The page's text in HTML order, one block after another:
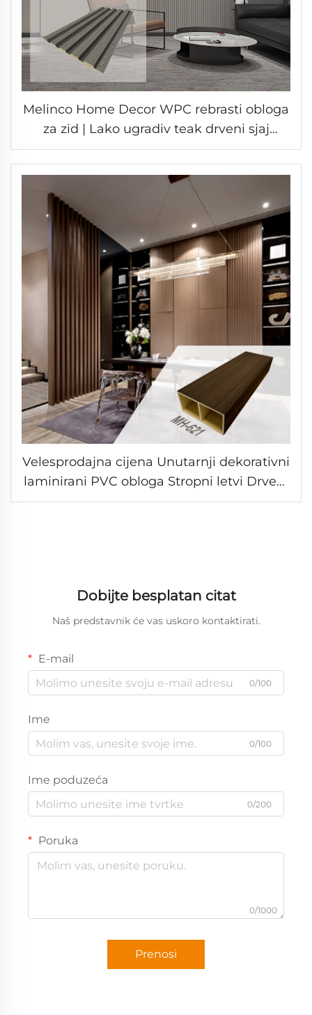
Melinco Home Decor WPC rebrasti obloga
za zid | Lako ugradiv teak drveni sjaj
laminat dekorativna ploča za zid
Velesprodajna cijena Unutarnji dekorativni
laminirani PVC obloga Stropni letvi Drveni
kvadratni cijev WPC šuplja kolona Zidna
Dobijte besplatan citat
Naš predstavnik će vas uskoro kontaktirati.
E-mail
0/100
Ime
0/100
Ime poduzeća
0/200
Poruka
0/1000
Prenosi